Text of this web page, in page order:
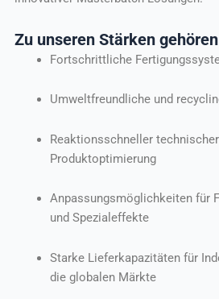
Zu unseren Stärken
Fortschrittliche
Umweltfreundliche und
Reaktionsschneller
Produktoptimierung
Anpassungsmöglichkeiten für
und Spezialeffekte
Starke Lieferkapazitäten für
die globalen Märkte